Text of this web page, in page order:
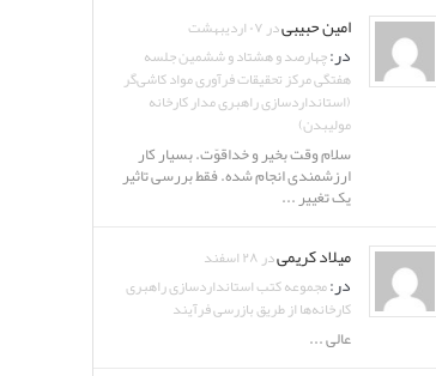
امین حبیبیدر ۰۷ اردیبهشت
در:چهارصد و هشتاد و ششمین جلسه
هفتگی مرکز تحقیقات فرآوری مواد کاشی‌گر
(استانداردسازی راهبری مدار کارخانه
مولیبدن)
سلام وقت بخیر و خداقوّت. بسیار کار
ارزشمندی انجام شده. فقط بررسی تاثیر
یک تغییر ...
میلاد کریمیدر ۲۸ اسفند
در:مجموعه کتب استانداردسازی راهبری
کارخانه‌ها از طریق بازرسی فرآیند
عالی ...